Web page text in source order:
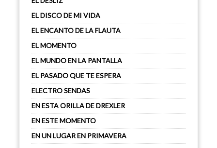
EL DISCO DE MI VIDA
EL ENCANTO DE LA FLAUTA
EL MOMENTO
EL MUNDO EN LA PANTALLA
EL PASADO QUE TE ESPERA
ELECTRO SENDAS
EN ESTA ORILLA DE DREXLER
EN ESTE MOMENTO
EN UN LUGAR EN PRIMAVERA